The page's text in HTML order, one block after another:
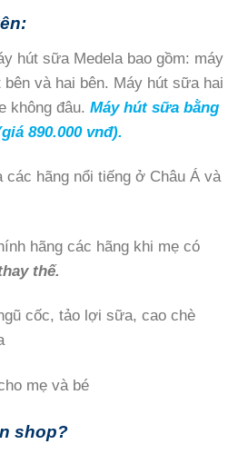
hút sữa Medela bao gồm: máy
và hai bên. Máy hút sữa hai
không đâu. Máy hút sữa bằng
890.000 vnđ).
hãng nổi tiếng ở Châu Á và
hãng các hãng khi mẹ có
thế.
cốc, tảo lợi sữa, cao chè
mẹ và bé
shop?